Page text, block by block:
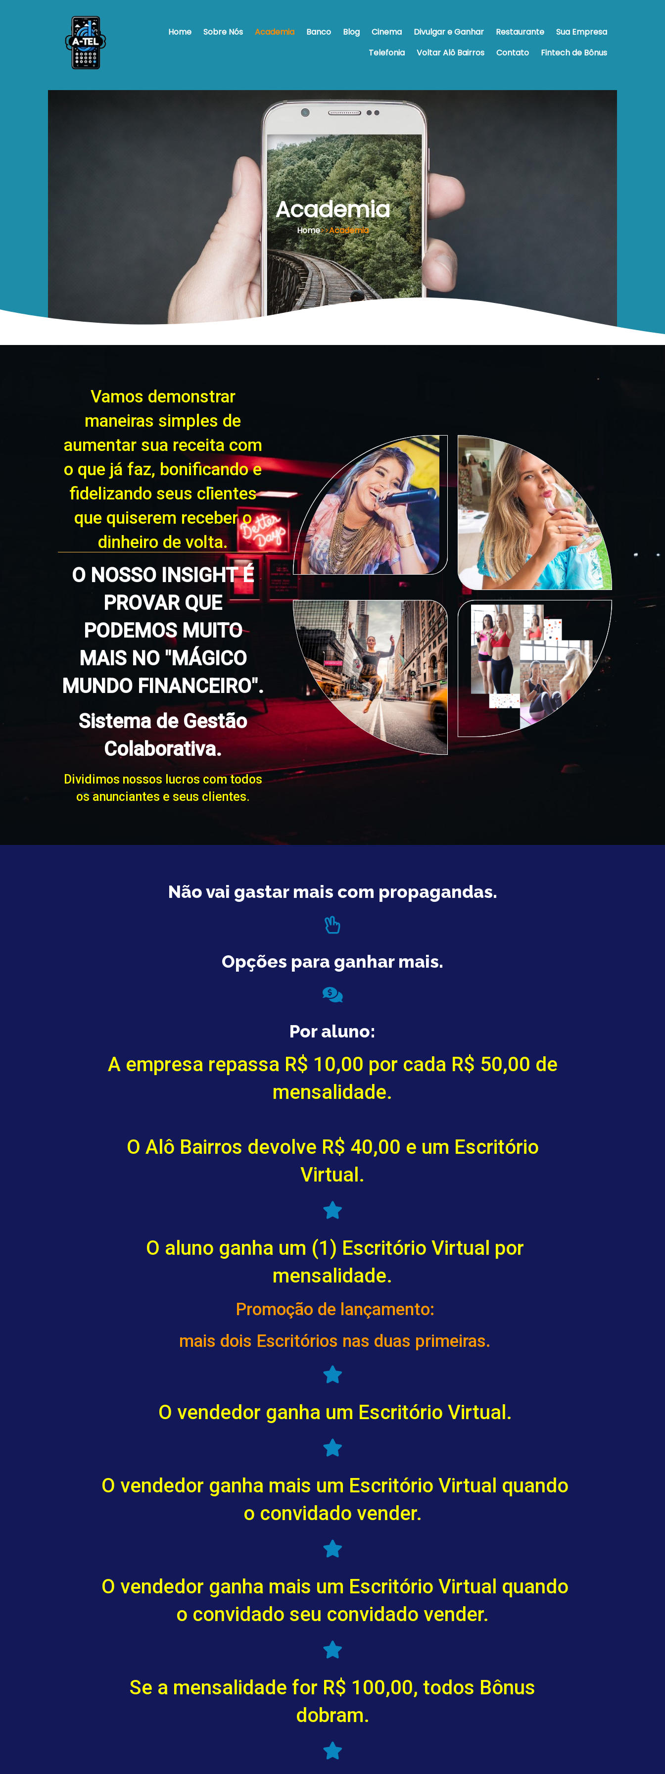
Home Sobre Nós Academia Banco Blog Cinema Divulgar e Ganhar Restaurante
Sua Empresa
Telefonia
Voltar Alô Bairros Contato Fintech de Bônus
Academia
Home>>Academia
Vamos demonstrar
maneiras simples de
aumentar sua receita com
o que já faz, bonificando e
fidelizando seus clientes
que quiserem receber o
dinheiro de volta.
O NOSSO INSIGHT É
PROVAR QUE
PODEMOS MUITO
MAIS NO "MÁGICO
MUNDO FINANCEIRO".
Sistema de Gestão
Colaborativa.
Dividimos nossos lucros com todos
os anunciantes e seus clientes.
Não vai gastar mais com propagandas.
Opções para ganhar mais.
Por aluno:
A empresa repassa R$ 10,00 por cada R$ 50,00 de
mensalidade.
O Alô Bairros devolve R$ 40,00 e um Escritório
Virtual.
O aluno ganha um (1) Escritório Virtual por
mensalidade.
Promoção de lançamento:
mais dois Escritórios nas duas primeiras.
O vendedor ganha um Escritório Virtual.
O vendedor ganha mais um Escritório Virtual quando
o convidado vender.
O vendedor ganha mais um Escritório Virtual quando
o convidado seu convidado vender.
Se a mensalidade for R$ 100,00, todos Bônus
dobram.